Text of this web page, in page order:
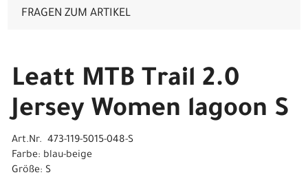
FRAGEN ZUM ARTIKEL
Leatt MTB Trail 2.0
Jersey Women lagoon S
Art.Nr. 473-119-5015-048-S
Farbe: blau-beige
Größe: S